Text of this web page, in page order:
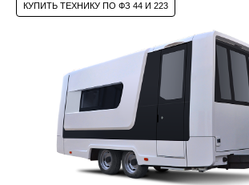
и мы обязательно вам
+7
КУПИТЬ ТЕХНИКУ ПО ФЗ 44 И 223